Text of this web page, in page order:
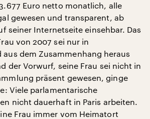
Euro netto monatlich, alle
gewesen und transparent, ab
seiner Internetseite einsehbar. Das
von 2007 sei nur in
dem Zusammenhang heraus
der Vorwurf, seine Frau sei nicht in
präsent gewesen, ginge
Viele parlamentarische
nicht dauerhaft in Paris arbeiten.
Frau immer vom Heimatort